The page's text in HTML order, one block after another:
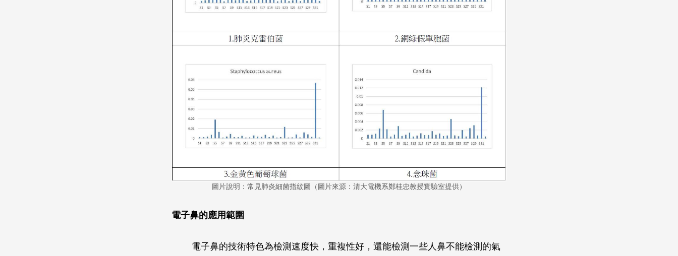
圖片說明：常見肺炎細菌指紋圖（圖片來源：清大電機系鄭桂忠教授實驗室提供）
電子鼻的應用範圍
電子鼻的技術特色為檢測速度快，重複性好，還能檢測一些人鼻不能檢測的氣